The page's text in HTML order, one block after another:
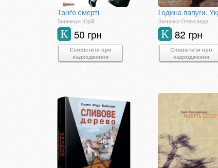
Танґо смерті
Винничук Юрій
50 грн
К
Сповістити про
надходження
Зінченко Олександр
82 грн
К
Сповістити про
надходження